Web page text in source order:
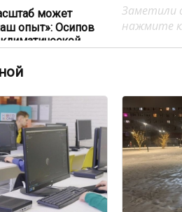
может
опыт»: Осипов
Арахлея: на
закон,
основания для
Заметили
нажмите